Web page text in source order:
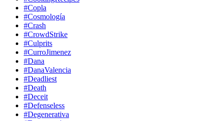
#Copla
#Cosmología
#Crash
#CrowdStrike
#Culprits
#CurroJimenez
#Dana
#DanaValencia
#Deadliest
#Death
#Deceit
#Defenseless
#Degenerativa